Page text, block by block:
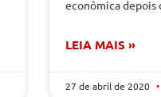
econômica depois
LEIA MAIS »
27 de abril de 2020